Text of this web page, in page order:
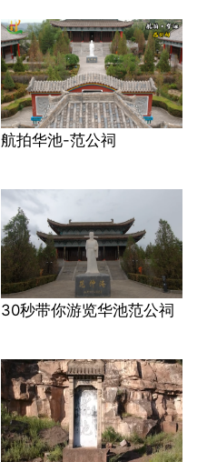
航拍华池-范公祠
30秒带你游览华池范公祠